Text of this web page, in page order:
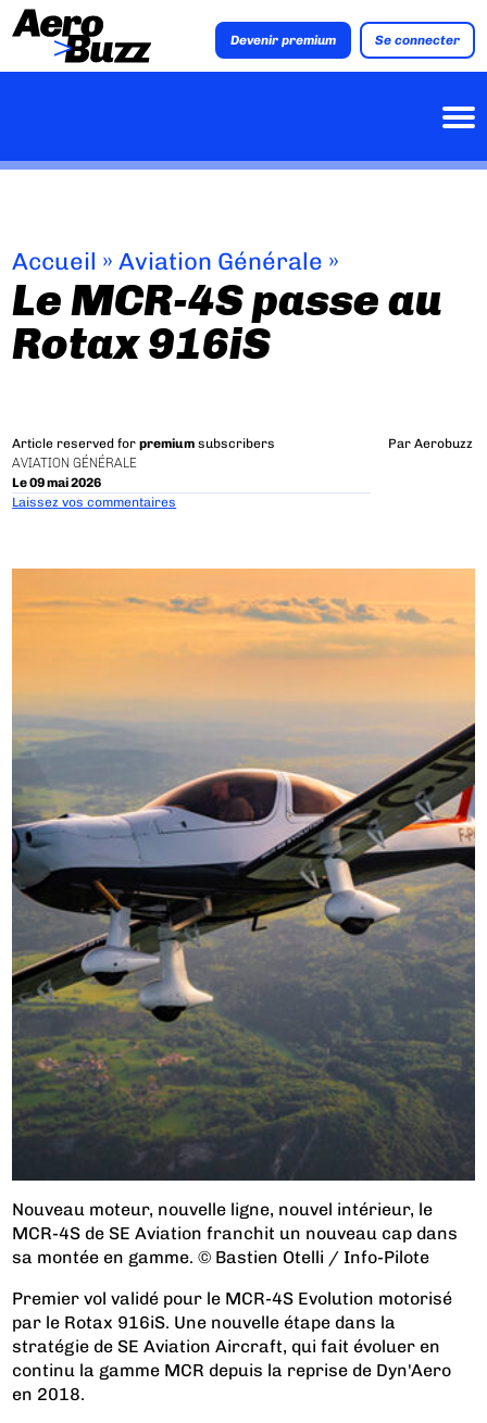
Devenir premium Se connecter
Accueil »Aviation Générale »
Le MCR-4S passe au
Rotax 916iS
Article reserved forpremium subscribers
AVIATION GÉNÉRALE
Le 09 mai 2026
Par Aerobuzz
Laissez vos commentaires
Nouveau moteur, nouvelle ligne, nouvel intérieur, le
MCR-4S de SE Aviation franchit un nouveau cap dans
sa montée en gamme. © Bastien Otelli / Info-Pilote
Premier vol validé pour le MCR-4S Evolution motorisé
par le Rotax 916iS. Une nouvelle étape dans la
stratégie de SE Aviation Aircraft, qui fait évoluer en
continu la gamme MCR depuis la reprise de Dyn'Aero
en 2018.